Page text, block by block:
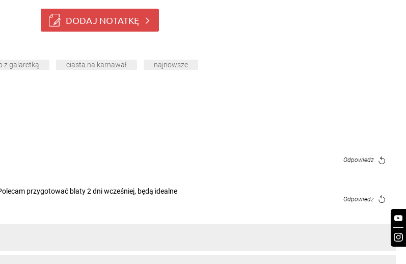
DODAJ NOTATKĘ
z galaretką ciasta na karnawał najnowsze
Odpowiedz
przygotować blaty 2 dni wcześniej, będą idealne
Odpowiedz